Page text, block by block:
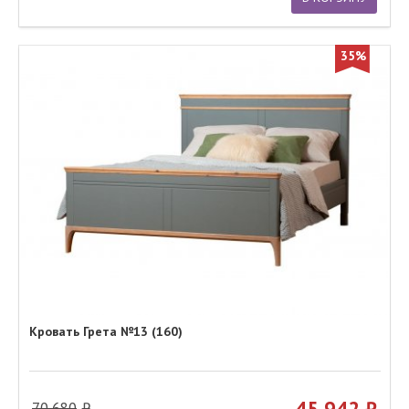
35%
Кровать Грета №13 (160)